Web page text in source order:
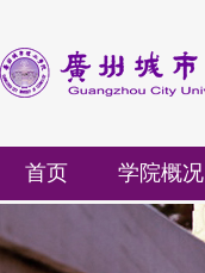
首页 学院概况